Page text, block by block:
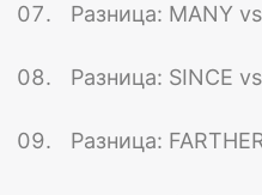
Разница: MANY
Разница: SINCE
Разница: